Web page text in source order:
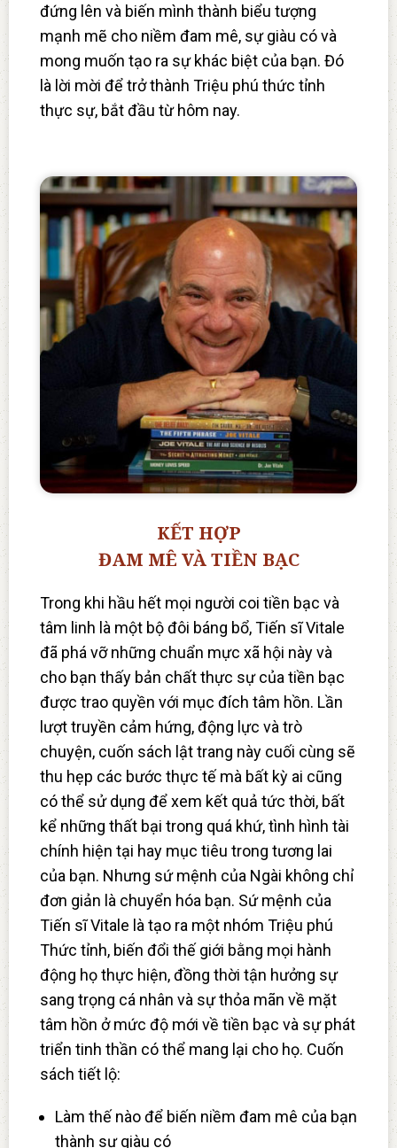
đứng lên và biến mình thành biểu tượng
mạnh mẽ cho niềm đam mê, sự giàu có và
mong muốn tạo ra sự khác biệt của bạn. Đó
là lời mời để trở thành Triệu phú thức tỉnh
thực sự, bắt đầu từ hôm nay.
KẾT HỢP
ĐAM MÊ VÀ TIỀN BẠC
Trong khi hầu hết mọi người coi tiền bạc và
tâm linh là một bộ đôi báng bổ, Tiến sĩ Vitale
đã phá vỡ những chuẩn mực xã hội này và
cho bạn thấy bản chất thực sự của tiền bạc
được trao quyền với mục đích tâm hồn. Lần
lượt truyền cảm hứng, động lực và trò
chuyện, cuốn sách lật trang này cuối cùng sẽ
thu hẹp các bước thực tế mà bất kỳ ai cũng
có thể sử dụng để xem kết quả tức thời, bất
kể những thất bại trong quá khứ, tình hình tài
chính hiện tại hay mục tiêu trong tương lai
của bạn. Nhưng sứ mệnh của Ngài không chỉ
đơn giản là chuyển hóa bạn. Sứ mệnh của
Tiến sĩ Vitale là tạo ra một nhóm Triệu phú
Thức tỉnh, biến đổi thế giới bằng mọi hành
động họ thực hiện, đồng thời tận hưởng sự
sang trọng cá nhân và sự thỏa mãn về mặt
tâm hồn ở mức độ mới về tiền bạc và sự phát
triển tinh thần có thể mang lại cho họ. Cuốn
sách tiết lộ:
Làm thế nào để biến niềm đam mê của bạn
thành sự giàu có